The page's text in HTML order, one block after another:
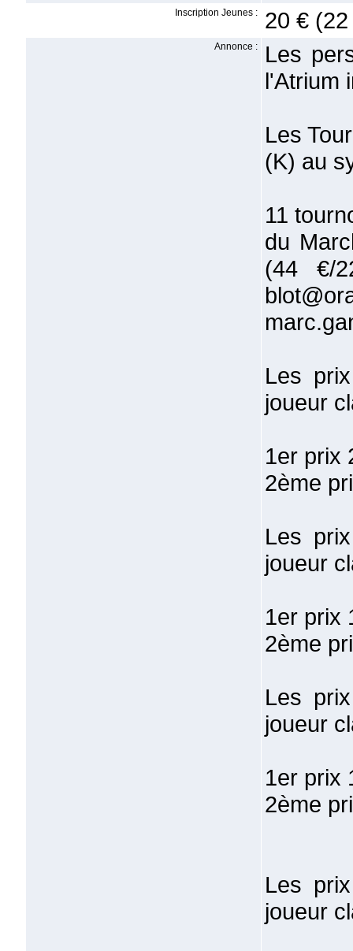
Inscription Jeunes : 20 €
Annonce :
Les
l'Atrium
Les
(K) au
11
du
(44 €/
Les
joueur
1er prix
2ème
Les
joueur
1er prix
2ème
Les
joueur
1er prix
2ème
Les
joueur